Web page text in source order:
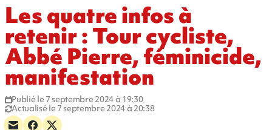
Les quatre infos à
retenir : Tour cycliste,
Abbé Pierre, féminicide,
manifestation
Publié le 7 septembre 2024 à 19:30
Actualisé le 7 septembre 2024 à 20:38